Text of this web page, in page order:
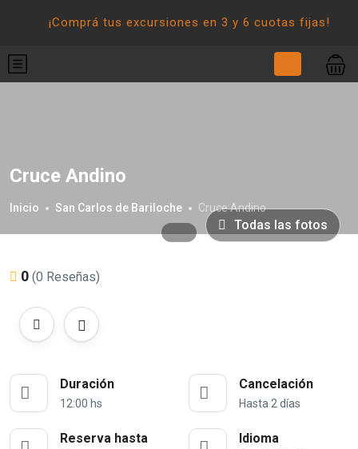
¡Comprá tus excursiones en 3 y 6 cuotas fijas!
Cruce Andino
Inicio San Carlos de Bariloche Cruce Andino
Todas las fotos
0 (0 Reseñas)
Duración
12:00 hs
Cancelación
Hasta 2 días
Reserva hasta Idioma